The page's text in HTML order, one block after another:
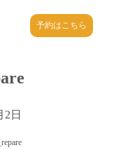
予約はこちら
日